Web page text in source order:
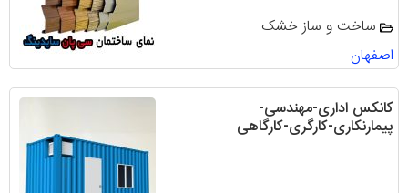
ساخت و ساز خشک
اصفهان
کانکس اداری-مهندسی-
پیمارنکاری-کارگری-کارگاهی